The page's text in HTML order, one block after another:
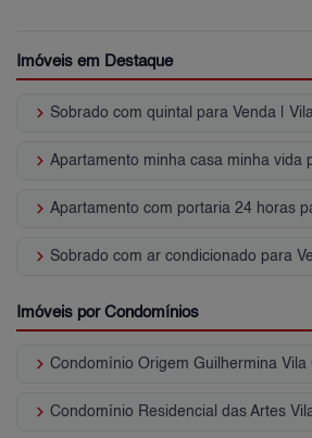
Imóveis em Destaque
keyboard_arrow_right Sobrado com quintal para Venda |
keyboard_arrow_right
keyboard_arrow_right
keyboard_arrow_right
Imóveis por Condomínios
keyboard_arrow_right Condomínio Origem Guilhermina Vila
keyboard_arrow_right Condomínio Residencial das Artes